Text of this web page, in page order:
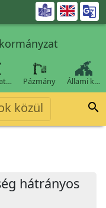

Pázmány Állami k…
közül 
hátrányos